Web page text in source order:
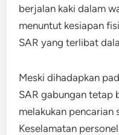
berjalan kaki dalam
menuntut kesiapan
SAR yang terlibat
Meski dihadapkan
SAR gabungan tetap
melakukan pencarian
Keselamatan